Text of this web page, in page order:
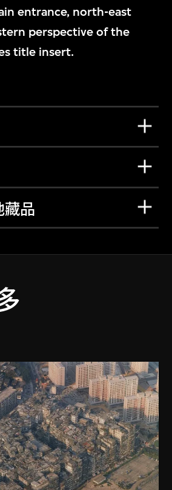
entrance, north-east
perspective of the
title insert.
藏品